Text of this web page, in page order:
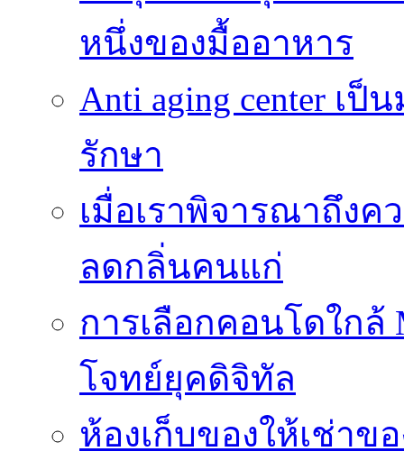
หนึ่งของมื้ออาหาร
Anti aging center เ
รักษา
เมื่อเราพิจารณาถึง
ลดกลิ่นคนแก่
การเลือกคอนโดใก
โจทย์ยุคดิจิทัล
ห้องเก็บของให้เช่าข